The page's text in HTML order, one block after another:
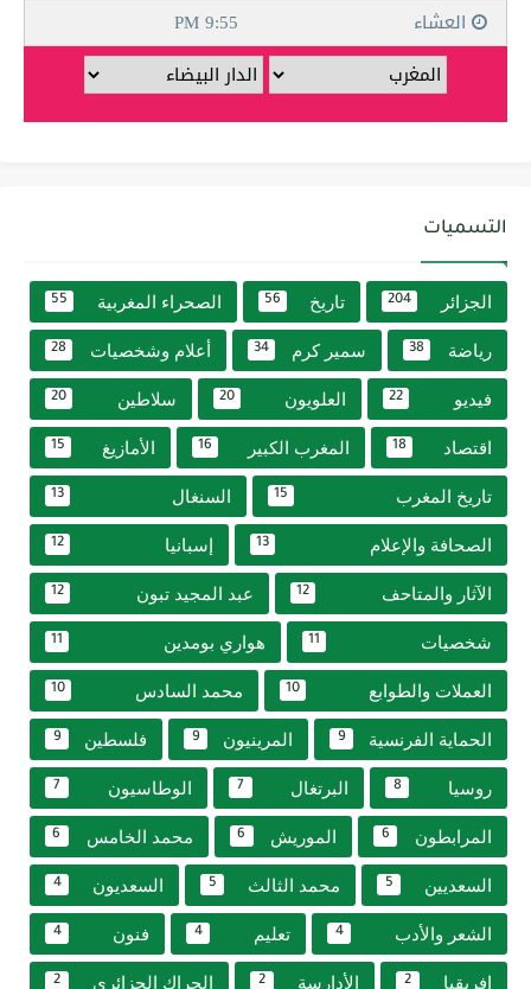
التسميات
الجزائر 204 تاريخ 56 الصحراء المغربية 55
رياضة 38 سمير كرم 34 أعلام وشخصيات 28
فيديو 22 العلويون 20 سلاطين 20
اقتصاد 18 المغرب الكبير 16 الأمازيغ 15
تاريخ المغرب 15 السنغال 13
الصحافة والإعلام 13 إسبانيا 12
الآثار والمتاحف 12 عبد المجيد تبون 12
شخصيات 11 هواري بومدين 11
العملات والطوابع 10 محمد السادس 10
الحماية الفرنسية 9 المرينيون 9 فلسطين 9
روسيا 8 البرتغال 7 الوطاسيون 7
المرابطون 6 الموريش 6 محمد الخامس 6
السعديين 5 محمد الثالث 5 السعديون 4
الشعر والأدب 4 تعليم 4 فنون 4
إفريقيا 2 الأدارسة 2 الحراك الجزائري 2